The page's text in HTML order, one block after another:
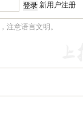
新用户注册